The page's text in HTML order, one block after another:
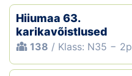
Hiiumaa 63.
karikavõistlused
138 / Klass: N35 − 2p